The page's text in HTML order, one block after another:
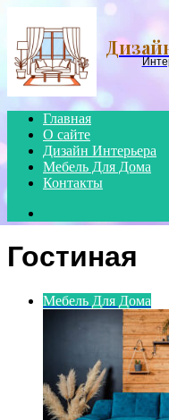
Главная
О сайте
Дизайн Интерьера
Мебель Для Дома
Контакты
for
Гостиная
Мебель Для Дома